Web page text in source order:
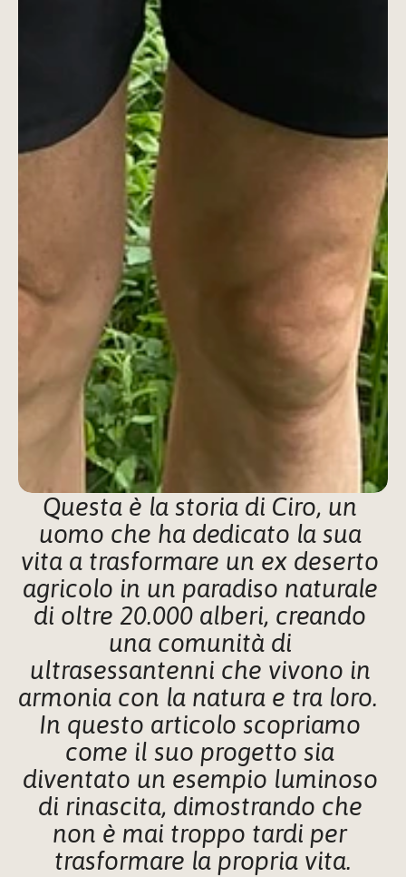
Questa è la storia di Ciro, un
uomo che ha dedicato la sua
vita a trasformare un ex deserto
agricolo in un paradiso naturale
di oltre 20.000 alberi, creando
una comunità di
ultrasessantenni che vivono in
armonia con la natura e tra loro.
In questo articolo scopriamo
come il suo progetto sia
diventato un esempio luminoso
di rinascita, dimostrando che
non è mai troppo tardi per
trasformare la propria vita.